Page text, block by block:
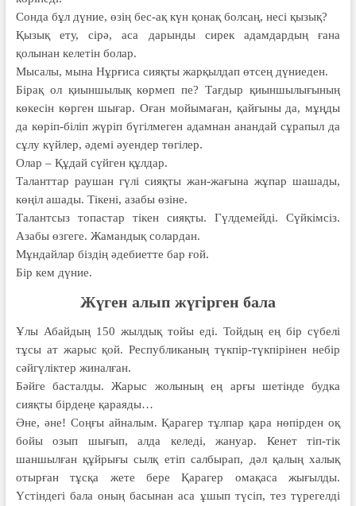
Сонда бұл дүние, өзің бес-ақ күн қонақ болсаң, несі қызық?
Қызық ету, сірә, аса дарынды сирек адамдардың ғана
қолынан келетін болар.
Мысалы, мына Нұрғиса сияқты жарқылдап өтсең дүниеден.
Бірақ ол қиыншылық көрмеп пе? Тағдыр қиыншылығының
көкесін көрген шығар. Оған мойымаған, қайғыны да, мұңды
да көріп-біліп жүріп бүгілмеген адамнан анандай сұрапыл да
сұлу күйлер, әдемі әуендер төгілер.
Олар – Құдай сүйген құлдар.
Таланттар раушан гүлі сияқты жан-жағына жұпар шашады,
көңіл ашады. Тікені, азабы өзіне.
Талантсыз топастар тікен сияқты. Гүлдемейді. Сүйкімсіз.
Азабы өзгеге. Жамандық солардан.
Мұндайлар біздің әдебиетте бар ғой.
Бір кем дүние.
Жүген алып жүгірген бала
Ұлы Абайдың 150 жылдық тойы еді. Тойдың ең бір сүбелі
тұсы ат жарыс қой. Республиканың түкпір-түкпірінен небір
сәйгүліктер жиналған.
Бәйге басталды. Жарыс жолының ең арғы шетінде будка
сияқты бірдеңе қараяды…
Әне, әне! Соңғы айналым. Қарагер тұлпар қара нөпірден оқ
бойы озып шығып, алда келеді, жануар. Кенет тіп-тік
шаншылған құйрығы сылқ етіп салбырап, дәл қалың халық
отырған тұсқа жете бере Қарагер омақаса жығылды.
Үстіндегі бала оның басынан аса ұшып түсіп, тез түрегелді